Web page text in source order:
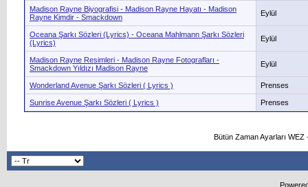
Madison Rayne Biyografisi - Madison Rayne Hayatı - Madison
Rayne Kimdir - Smackdown
Eylül
Oceana Şarkı Sözleri (Lyrics) - Oceana Mahlmann Şarkı Sözleri
(Lyrics)
Eylül
Madison Rayne Resimleri - Madison Rayne Fotografları -
Smackdown Yıldızı Madison Rayne
Eylül
Wonderland Avenue Şarkı Sözleri ( Lyrics ) Prenses
Sunrise Avenue Şarkı Sözleri ( Lyrics ) Prenses
Bütün Zaman Ayarları